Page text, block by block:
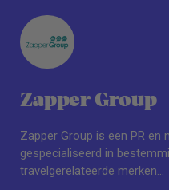
Zapper Group
Zapper Group is een PR
gespecialiseerd in
travelgerelateerde merken...